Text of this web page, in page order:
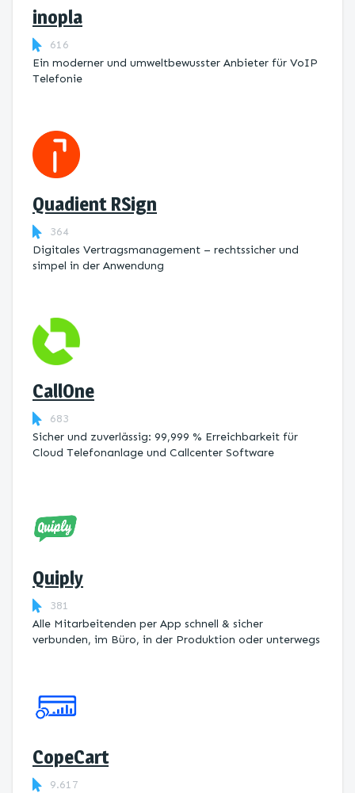
inopla
616
Ein moderner und umweltbewusster Anbieter für VoIP
Telefonie
Quadient RSign
364
Digitales Vertragsmanagement – rechtssicher und
simpel in der Anwendung
CallOne
683
Sicher und zuverlässig: 99,999 % Erreichbarkeit für
Cloud Telefonanlage und Callcenter Software
Quiply
381
Alle Mitarbeitenden per App schnell & sicher
verbunden, im Büro, in der Produktion oder unterwegs
CopeCart
9.617